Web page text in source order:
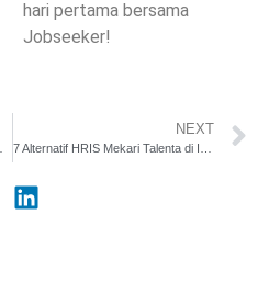
hari pertama bersama
Jobseeker!
NEXT